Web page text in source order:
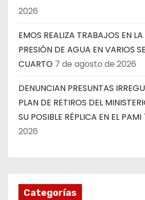
2026
EMOS REALIZA TRABAJOS EN
PRESIÓN DE AGUA EN VARIOS
CUARTO 7 de agosto de 2026
DENUNCIAN PRESUNTAS
PLAN DE RETIROS DEL
SU POSIBLE RÉPLICA EN EL PAMI
2026
Categorías